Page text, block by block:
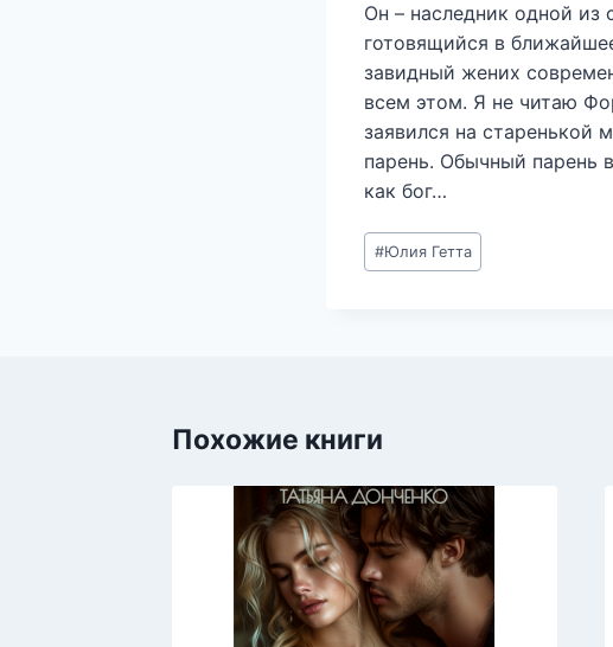
Он – наследник одной
готовящийся в
завидный жених
всем этом. Я не читаю
заявился на
парень. Обычный парень
как бог…
Метки
записи:
#Юлия Гетта
Похожие книги